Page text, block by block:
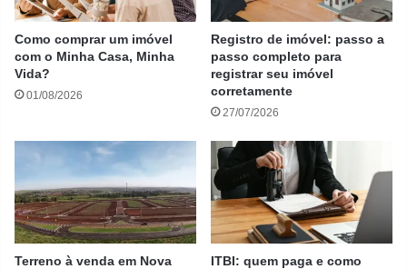
Como comprar um imóvel
com o Minha Casa, Minha
Vida?
01/08/2026
Registro de imóvel: passo a
passo completo para
registrar seu imóvel
corretamente
27/07/2026
Terreno à venda em Nova
ITBI: quem paga e como